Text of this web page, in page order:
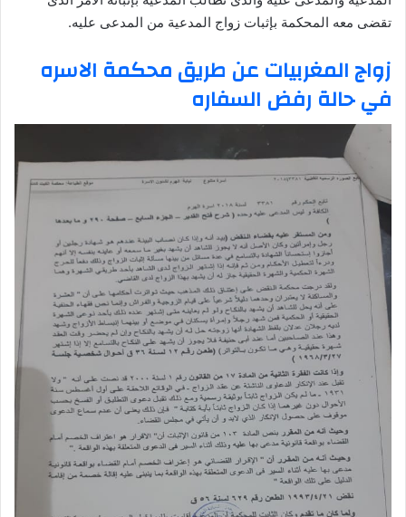
تقضى معه المحكمة بإثبات زواج المدعية من المدعى عليه.
زواج المغربيات عن طريق محكمة الاسره
في حالة رفض السفاره